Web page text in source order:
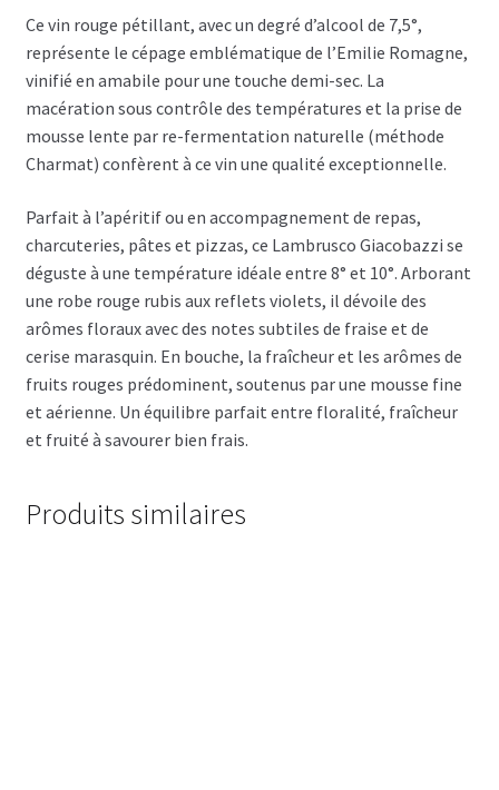
Ce vin rouge pétillant, avec un degré d’alcool de 7,5°,
représente le cépage emblématique de l’Emilie Romagne,
vinifié en amabile pour une touche demi-sec. La
macération sous contrôle des températures et la prise de
mousse lente par re-fermentation naturelle (méthode
Charmat) confèrent à ce vin une qualité exceptionnelle.
Parfait à l’apéritif ou en accompagnement de repas,
charcuteries, pâtes et pizzas, ce Lambrusco Giacobazzi se
déguste à une température idéale entre 8° et 10°. Arborant
une robe rouge rubis aux reflets violets, il dévoile des
arômes floraux avec des notes subtiles de fraise et de
cerise marasquin. En bouche, la fraîcheur et les arômes de
fruits rouges prédominent, soutenus par une mousse fine
et aérienne. Un équilibre parfait entre floralité, fraîcheur
et fruité à savourer bien frais.
Produits similaires